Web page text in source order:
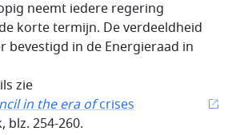
neemt iedere regering
korte termijn. De verdeeldheid
bevestigd in de Energieraad in
zie
in the era ofcrises
blz. 254-260.